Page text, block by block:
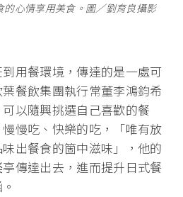
的心情享用美食。圖∕劉育良攝影
用餐環境，傳達的是一處可
餐飲集團執行常董李鴻鈞希
以隨興挑選自己喜歡的餐
慢吃、快樂的吃，「唯有放
出餐食的箇中滋味」，他的
傳達出去，進而提升日式餐